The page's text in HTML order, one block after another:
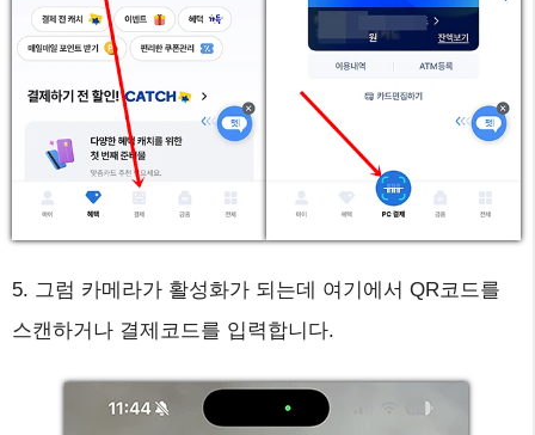
5. 그럼 카메라가 활성화가 되는데 여기에서 QR코드를
스캔하거나 결제코드를 입력합니다.